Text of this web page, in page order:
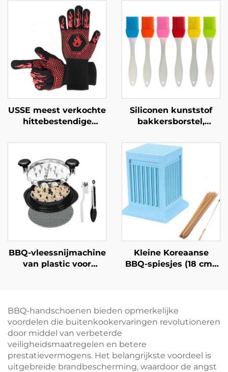
USSE meest verkochte
hittebestendige
BBQ-handschoenen en
vuurbestendig en
warmte-isolerend,
LFGB-gecertificeerd
Siliconen kunststof
bakkersborstel,
aanbak, van hoge
kwaliteit, geschikt
voor kooltjesbarbecue,
kook- en
bestrijkgebruik in de
keuken, voor sauzen
en voedsel
BBQ-vleessnijmachine
van plastic voor
gescheurd
varkensvlees,
rundvlees en kip;
multifunctioneel,
duurzaam en
milieuvriendelijk
Kleine Koreaanse
BBQ-spiesjes (18 cm),
milieuvriendelijk
BBQ-handschoenen bieden opmerkelijke
voordelen die buitenkookervaringen revolutioneren
door middel van verbeterde
veiligheidsmaatregelen en betere
prestatievermogens. Het belangrijkste voordeel is
uitgebreide brandbescherming, waardoor de angst